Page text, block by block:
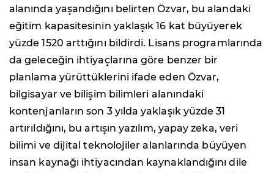
alanında yaşandığını belirten Özvar, bu alandaki
eğitim kapasitesinin yaklaşık 16 kat büyüyerek
yüzde 1520 arttığını bildirdi. Lisans programlarında
da geleceğin ihtiyaçlarına göre benzer bir
planlama yürüttüklerini ifade eden Özvar,
bilgisayar ve bilişim bilimleri alanındaki
kontenjanların son 3 yılda yaklaşık yüzde 31
artırıldığını, bu artışın yazılım, yapay zeka, veri
bilimi ve dijital teknolojiler alanlarında büyüyen
insan kaynağı ihtiyacından kaynaklandığını dile